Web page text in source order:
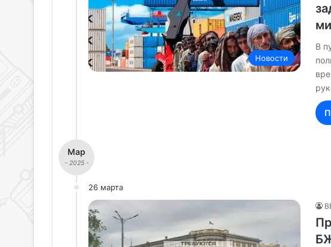
Новости
В
Мар
- 2025 -
26 марта